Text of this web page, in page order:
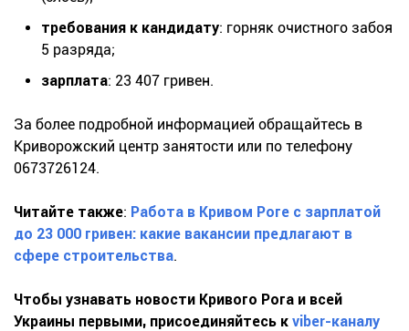
требования к кандидату: горняк очистного забоя
5 разряда;
зарплата: 23 407 гривен.
За более подробной информацией обращайтесь в
Криворожский центр занятости или по телефону
0673726124.
Читайте также: Работа в Кривом Роге с зарплатой
до 23 000 гривен: какие вакансии предлагают в
сфере строительства.
Чтобы узнавать новости Кривого Рога и всей
Украины первыми, присоединяйтесь к viber-каналу